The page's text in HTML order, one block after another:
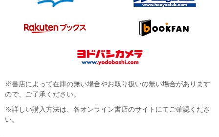
※書店によって在庫の無い場合やお取り扱いの無い場合があります
ので、ご了承ください。
※詳しい購入方法は、各オンライン書店のサイトにてご確認くださ
い。